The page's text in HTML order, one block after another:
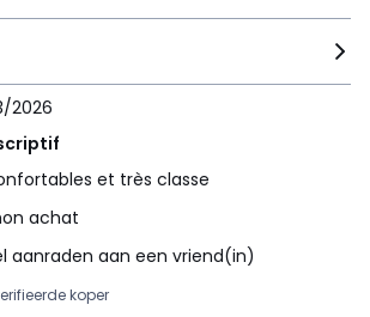
2026
et très classe
achat
aanraden aan een vriend(in)
koper